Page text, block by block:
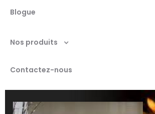
Blogue
Nos produits
Contactez-nous